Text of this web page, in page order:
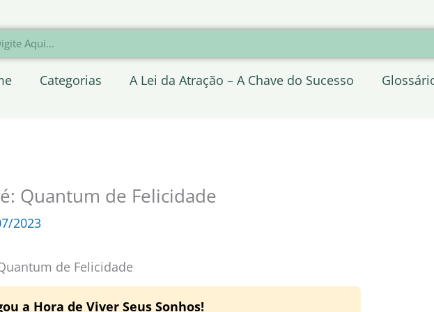
Categorias A Lei da Atração – A Chave do Sucesso
Quantum de Felicidade
2023
de Felicidade
a Hora de Viver Seus Sonhos!